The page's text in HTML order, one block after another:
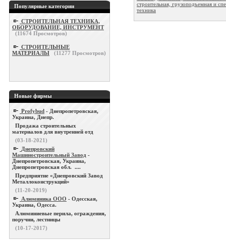
Популярные категории
СТРОИТЕЛЬНАЯ ТЕХНИКА,
ОБОРУДОВАНИЕ, ИНСТРУМЕНТ
(11674 Просмотров)
СТРОИТЕЛЬНЫЕ
МАТЕРИАЛЫ
(11277 Просмотров)
Новые фирмы
Profybud - Днепропетровская,
Украина, Днепр.
Продажа строительных
материалов для внутренней отд
(03-18-2021)
Днепровский
Машиностроительный Завод -
Днепропетровская, Украина,
Днепропетровская обл. ....
Предприятие «Днепровский Завод
Металлоконструкций»
(11-20-2019)
Алюминика ООО - Одесская,
Украина, Одесса.
Алюминиевые перила, ограждения,
поручни, лестницы
(10-17-2017)
строительная, грузоподъемная и
техника